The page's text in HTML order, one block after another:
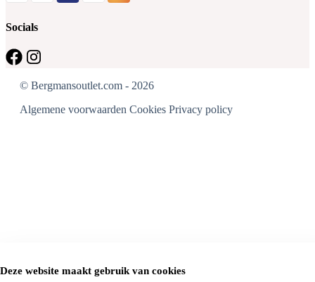
Deze website maakt gebruik van cookies
Socials
© Bergmansoutlet.com - 2026
Algemene voorwaarden Cookies Privacy policy